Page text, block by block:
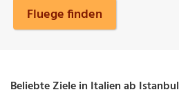
Fluege finden
Beliebte Ziele in Italien ab Istanbul